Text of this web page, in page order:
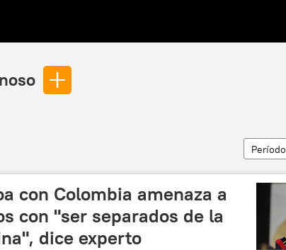
Período
con Colombia amenaza a
con "ser separados de la
dice experto